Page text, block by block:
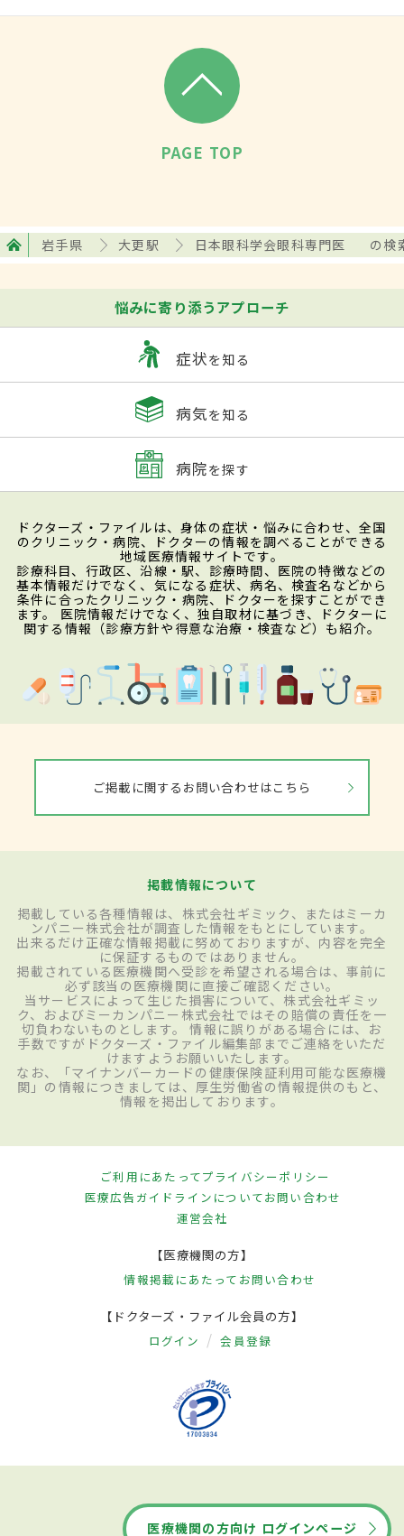
PAGE TOP
岩手県 大更駅 日本眼科学会眼科専門医 の検
悩みに寄り添うアプローチ
症状を知る
病気を知る
病院を探す
ドクターズ・ファイルは、身体の症状・悩みに合わせ、全国
のクリニック・病院、ドクターの情報を調べることができる
地域医療情報サイトです。
診療科目、行政区、沿線・駅、診療時間、医院の特徴などの
基本情報だけでなく、気になる症状、病名、検査名などから
条件に合ったクリニック・病院、ドクターを探すことができ
ます。 医院情報だけでなく、独自取材に基づき、ドクターに
関する情報（診療方針や得意な治療・検査など）も紹介。
ご掲載に関するお問い合わせはこちら
掲載情報について
掲載している各種情報は、株式会社ギミック、またはミーカ
ンパニー株式会社が調査した情報をもとにしています。
出来るだけ正確な情報掲載に努めておりますが、内容を完全
に保証するものではありません。
掲載されている医療機関へ受診を希望される場合は、事前に
必ず該当の医療機関に直接ご確認ください。
当サービスによって生じた損害について、株式会社ギミッ
ク、およびミーカンパニー株式会社ではその賠償の責任を一
切負わないものとします。 情報に誤りがある場合には、お
手数ですがドクターズ・ファイル編集部までご連絡をいただ
けますようお願いいたします。
なお、「マイナンバーカードの健康保険証利用可能な医療機
関」の情報につきましては、厚生労働省の情報提供のもと、
情報を掲出しております。
ご利用にあたってプライバシーポリシー
医療広告ガイドラインについてお問い合わせ
運営会社
【医療機関の方】
情報掲載にあたって お問い合わせ
【ドクターズ・ファイル会員の方】
ログイン 会員登録
医療機関の方向け ログインページ